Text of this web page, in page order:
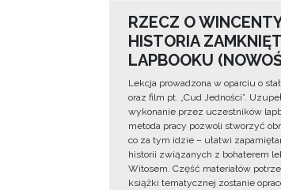
RZECZ O
HISTORIA
LAPBOOKU
Lekcja prowadzona w oparciu o
oraz film pt. „Cud Jedności”.
wykonanie przez uczestników
metoda pracy pozwoli stworzyć
co za tym idzie – ułatwi
historii związanych z bohaterem
Witosem. Część materiałów
książki tematycznej zostanie